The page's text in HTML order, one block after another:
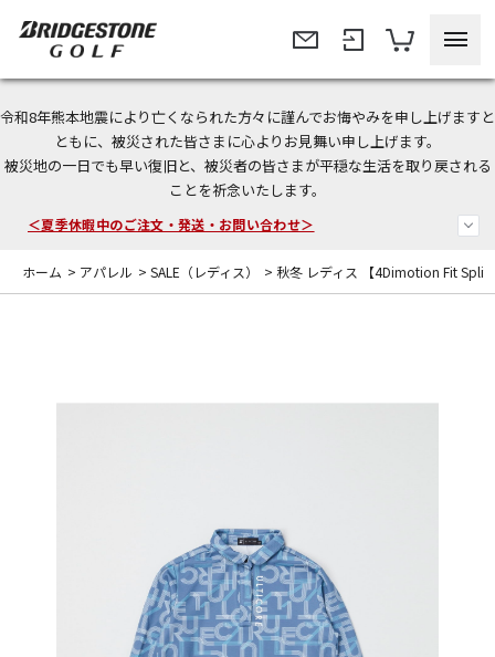
令和8年熊本地震により亡くなられた方々に謹んでお悔やみを申し上げますと
ともに、被災された皆さまに心よりお見舞い申し上げます。
被災地の一日でも早い復旧と、被災者の皆さまが平穏な生活を取り戻される
ことを祈念いたします。
今なら新規会員登録で1,000円OFFクーポンプレゼント！
＜商品配送に関するお知らせ＞
＜夏季休暇中のご注文・発送・お問い合わせ＞
ホーム > アパレル > SALE（レディス） > 秋冬 レディス 【4Dimotion Fit Split